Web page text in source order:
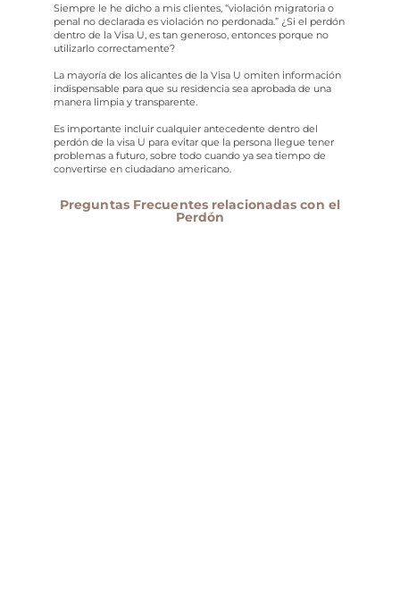
Siempre le he dicho a mis clientes, “violación migratoria o
penal no declarada es violación no perdonada.” ¿Si el perdón
dentro de la Visa U, es tan generoso, entonces porque no
utilizarlo correctamente?
La mayoría de los alicantes de la Visa U omiten información
indispensable para que su residencia sea aprobada de una
manera limpia y transparente.
Es importante incluir cualquier antecedente dentro del
perdón de la visa U para evitar que la persona llegue tener
problemas a futuro, sobre todo cuando ya sea tiempo de
convertirse en ciudadano americano.
Preguntas Frecuentes relacionadas con el
Perdón